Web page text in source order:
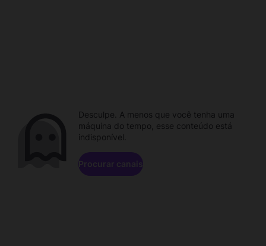
Desculpe. A menos que você tenha uma
máquina do tempo, esse conteúdo está
indisponível.
Procurar canais